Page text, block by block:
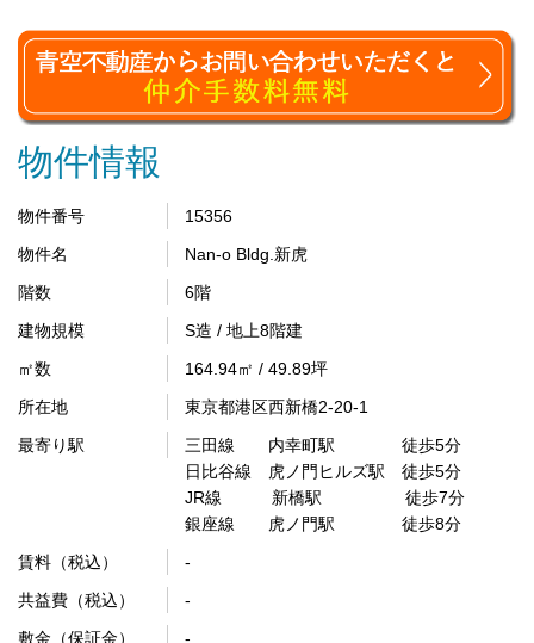
物件情報
物件番号
15356
物件名
Nan-o Bldg.新虎
階数
6階
建物規模
S造 / 地上8階建
㎡数
164.94㎡ / 49.89坪
所在地
東京都港区西新橋2-20-1
最寄り駅
三田線 内幸町駅 徒歩5分
日比谷線 虎ノ門ヒルズ駅 徒歩5分
JR線 新橋駅 徒歩7分
銀座線 虎ノ門駅 徒歩8分
賃料（税込）
-
共益費（税込）
-
敷金（保証金）
-